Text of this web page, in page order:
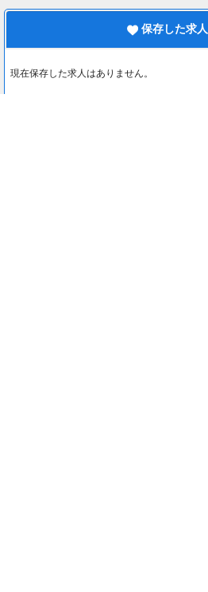
保存した求人
現在保存した求人はありません。